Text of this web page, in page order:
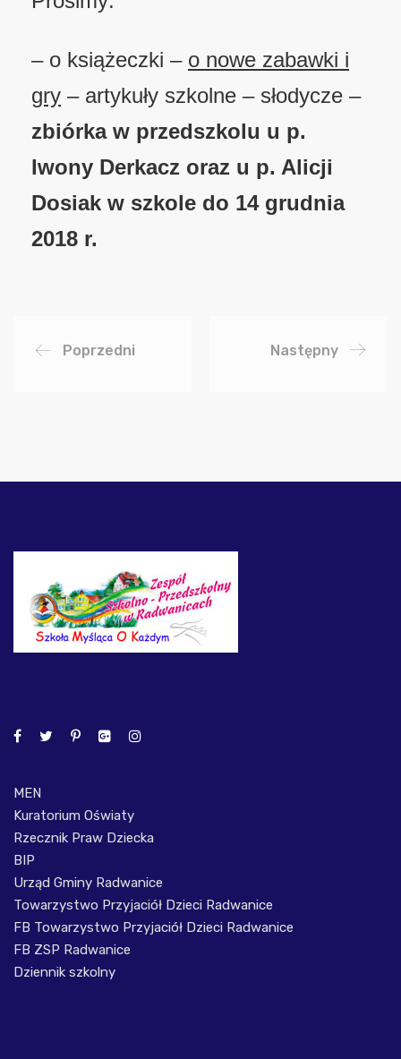
– o książeczki – o nowe zabawki i
gry – artykuły szkolne – słodycze –
zbiórka w przedszkolu u p.
Iwony Derkacz oraz u p. Alicji
Dosiak w szkole do 14 grudnia
2018 r.
Poprzedni Następny
MEN
Kuratorium Oświaty
Rzecznik Praw Dziecka
BIP
Urząd Gminy Radwanice
Towarzystwo Przyjaciół Dzieci Radwanice
FB Towarzystwo Przyjaciół Dzieci Radwanice
FB ZSP Radwanice
Dziennik szkolny